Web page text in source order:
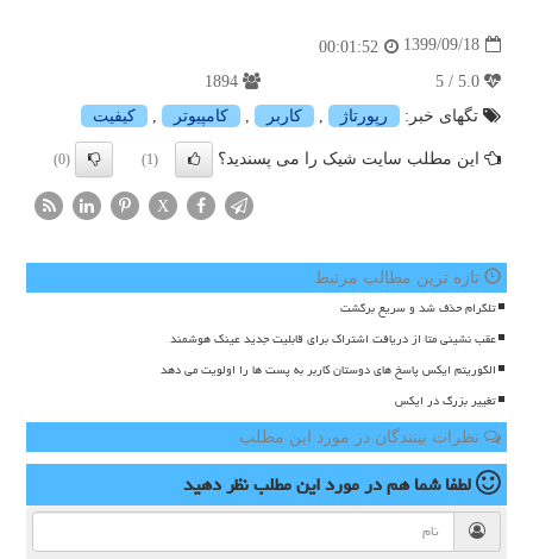
1399/09/18
00:01:52
تگهای خبر:
رپورتاژ كاربر كامپیوتر كیفیت
این مطلب سایت شیک را می پسندید؟ (1)
(0)
X
تازه ترین مطالب مرتبط
تلگرام حذف شد و سریع برگشت
عقب نشینی متا از دریافت اشتراک برای قابلیت جدید عینک هوشمند
الگوریتم ایکس پاسخ های دوستان کاربر به پست ها را اولویت می دهد
تغییر بزرگ در ایکس
نظرات بینندگان در مورد این مطلب
لطفا شما همدر مورد این مطلبنظر دهید